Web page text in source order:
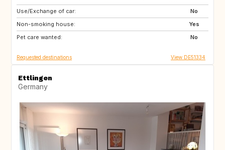
Use/Exchange of car:
No
Non-smoking house:
Yes
Pet care wanted:
No
FI
BE
SE
Requested destinations View DE51334
Ettlingen
Germany